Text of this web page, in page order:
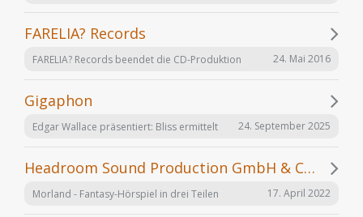
FARELIA? Records
FARELIA? Records beendet die CD-Produktion 24. Mai 2016
Gigaphon
Edgar Wallace präsentiert: Bliss ermittelt 24. September 2025
Headroom Sound Production GmbH & Co. KG
Morland - Fantasy-Hörspiel in drei Teilen 17. April 2022